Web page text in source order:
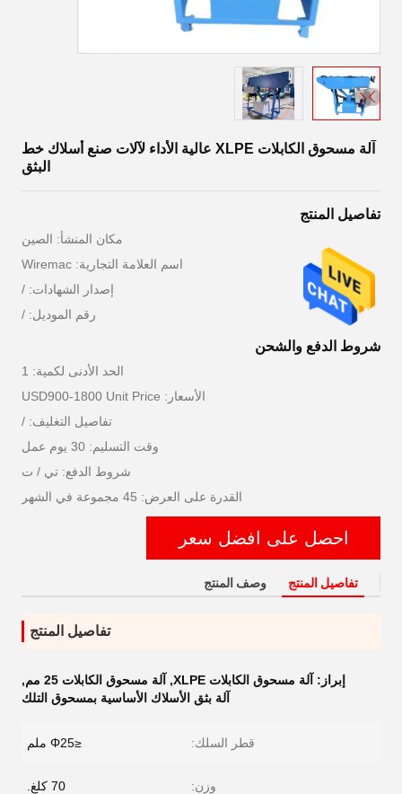
آلة مسحوق الكابلات XLPE عالية الأداء لآلات صنع أسلاك خط
البثق
تفاصيل المنتج
مكان المنشأ: الصين
اسم العلامة التجارية: Wiremac
إصدار الشهادات: /
رقم الموديل: /
شروط الدفع والشحن
الحد الأدنى لكمية: 1
الأسعار: USD900-1800 Unit Price
تفاصيل التغليف: /
وقت التسليم: 30 يوم عمل
شروط الدفع: تي / ت
القدرة على العرض: 45 مجموعة في الشهر
احصل على افضل سعر
تفاصيل المنتج وصف المنتج
تفاصيل المنتج
إبراز: آلة مسحوق الكابلات XLPE , آلة مسحوق الكابلات 25 مم
,
آلة بثق الأسلاك الأساسية بمسحوق التلك
قطر السلك: ≤Φ25 ملم
وزن: 70 كلغ.